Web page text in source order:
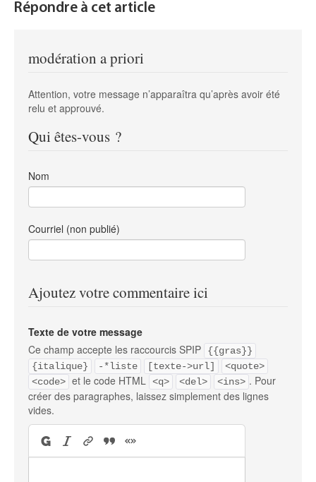
Répondre à cet article
modération a priori
Attention, votre message n’apparaîtra qu’après avoir été
relu et approuvé.
Qui êtes-vous ?
Nom
Courriel (non publié)
Ajoutez votre commentaire ici
Texte de votre message
Ce champ accepte les raccourcis SPIP
{{gras}}
{italique}
-*liste [texte->url]
<quote>
<code> et le code HTML <q> <del> <ins> . Pour
créer des paragraphes, laissez simplement des lignes
vides.